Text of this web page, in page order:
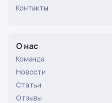
Контакты
О нас
Команда
Новости
Статьи
Отзывы